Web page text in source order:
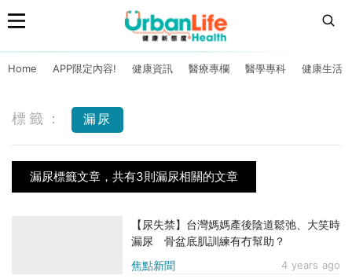
Home APP限定內容! 健康資訊 醫療專欄 醫學專科 健康生活
標籤： 漏尿
漏尿標籤文章，共有3則漏尿相關的文章
焦點新聞 4 years ago
【尿失禁】台灣媽媽產後陰道鬆弛、大笑時
漏尿 骨盆底肌訓練有冇幫助？